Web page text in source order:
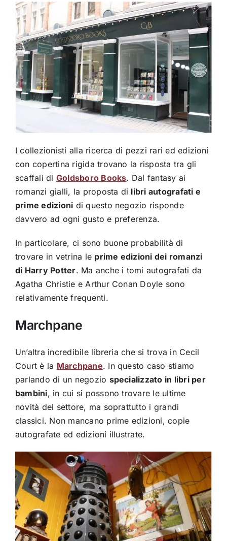
I collezionisti alla ricerca di pezzi rari ed edizioni
con copertina rigida trovano la risposta tra gli
scaffali di Goldsboro Books. Dal fantasy ai
romanzi gialli, la proposta di libri autografati e
prime edizioni di questo negozio risponde
davvero ad ogni gusto e preferenza.
In particolare, ci sono buone probabilità di
trovare in vetrina le prime edizioni dei romanzi
di Harry Potter. Ma anche i tomi autografati da
Agatha Christie e Arthur Conan Doyle sono
relativamente frequenti.
Marchpane
Un’altra incredibile libreria che si trova in Cecil
Court è la Marchpane. In questo caso stiamo
parlando di un negozio specializzato in libri per
bambini, in cui si possono trovare le ultime
novità del settore, ma soprattutto i grandi
classici. Non mancano prime edizioni, copie
autografate ed edizioni illustrate.